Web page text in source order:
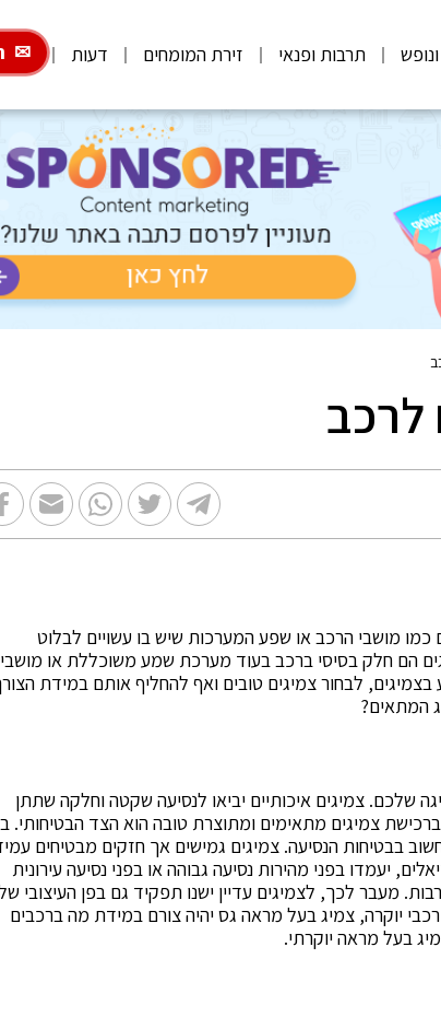
תרבות ופנאי זירת המומחים דעות
לרכב
כמו מושבי הרכב או שפע המערכות שיש בו עשויים לבלוט
הם חלק בסיסי ברכב בעוד מערכת שמע משוכללת או מושבי
לבחור צמיגים טובים ואף להחליף אותם במידת
המתאים?
שלכם. צמיגים איכותיים יביאו לנסיעה שקטה וחלקה שתתן
צמיגים מתאימים ומתוצרת טובה הוא הצד הבטיחותי.
בבטיחות הנסיעה. צמיגים גמישים אך חזקים מבטיחים
יעמדו בפני מהירות נסיעה גבוהה או בפני נסיעה עירונית
מעבר לכך, לצמיגים עדיין ישנו תפקיד גם בפן העיצובי
יוקרה, צמיג בעל מראה גס יהיה צורם במידת מה ברכבים
בעל מראה יוקרתי.